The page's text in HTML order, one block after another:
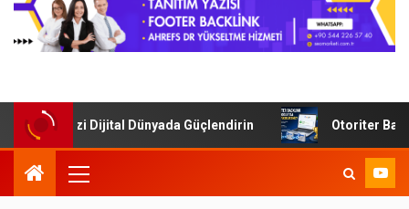
Dijital Dünyada Güçlendirin Otoriter